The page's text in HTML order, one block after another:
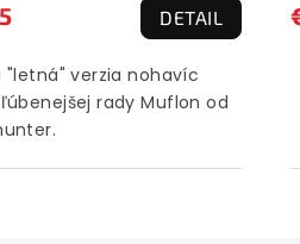
DETAIL
"letná" verzia nohavíc
rady Muflon od